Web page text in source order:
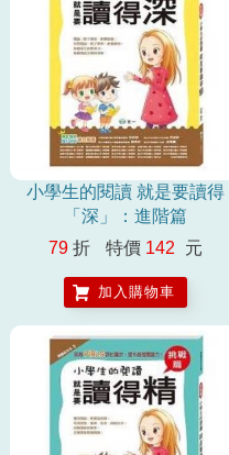
小學生的閱讀 就是要讀得
「深」：進階篇
79 折 特價 142 元
加入購物車